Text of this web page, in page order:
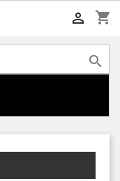
shopping_cart

